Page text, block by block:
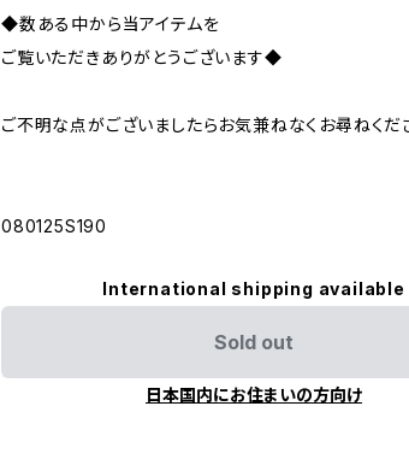
◆数ある中から当アイテムを
ご覧いただきありがとうございます◆
ご不明な点がございましたらお気兼ねなくお尋ねくだ
080125S190
International shipping available
Sold out
日本国内にお住まいの方向け